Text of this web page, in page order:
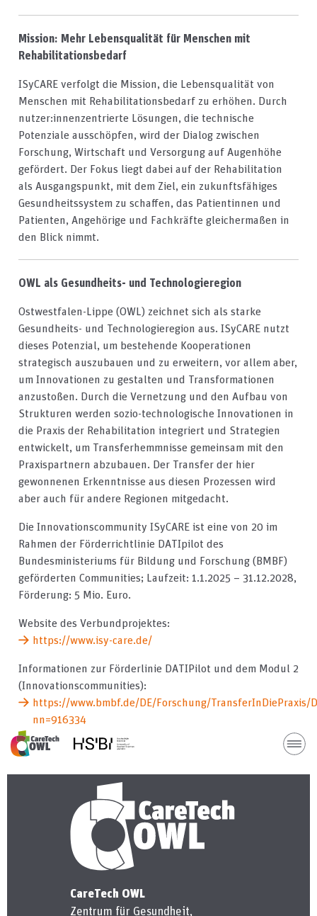
Mission: Mehr Lebensqualität für Menschen mit
Rehabilitationsbedarf
ISyCARE verfolgt die Mission, die Lebensqualität von
Menschen mit Rehabilitationsbedarf zu erhöhen. Durch
nutzer:innenzentrierte Lösungen, die technische
Potenziale ausschöpfen, wird der Dialog zwischen
Forschung, Wirtschaft und Versorgung auf Augenhöhe
gefördert. Der Fokus liegt dabei auf der Rehabilitation
als Ausgangspunkt, mit dem Ziel, ein zukunftsfähiges
Gesundheitssystem zu schaffen, das Patientinnen und
Patienten, Angehörige und Fachkräfte gleichermaßen in
den Blick nimmt.
OWL als Gesundheits- und Technologieregion
Ostwestfalen-Lippe (OWL) zeichnet sich als starke
Gesundheits- und Technologieregion aus. ISyCARE nutzt
dieses Potenzial, um bestehende Kooperationen
strategisch auszubauen und zu erweitern, vor allem aber,
um Innovationen zu gestalten und Transformationen
anzustoßen. Durch die Vernetzung und den Aufbau von
Strukturen werden sozio-technologische Innovationen in
die Praxis der Rehabilitation integriert und Strategien
entwickelt, um Transferhemmnisse gemeinsam mit den
Praxispartnern abzubauen. Der Transfer der hier
gewonnenen Erkenntnisse aus diesen Prozessen wird
aber auch für andere Regionen mitgedacht.
Die Innovationscommunity ISyCARE ist eine von 20 im
Rahmen der Förderrichtlinie DATIpilot des
Bundesministeriums für Bildung und Forschung (BMBF)
geförderten Communities; Laufzeit: 1.1.2025 – 31.12.2028,
Förderung: 5 Mio. Euro.
Website des Verbundprojektes:
https://www.isy-care.de/
Informationen zur Förderlinie DATIPilot und dem Modul 2
(Innovationscommunities):
https://www.bmbf.de/DE/Forschung/
nn=916334
CareTech OWL
Zentrum für Gesundheit,